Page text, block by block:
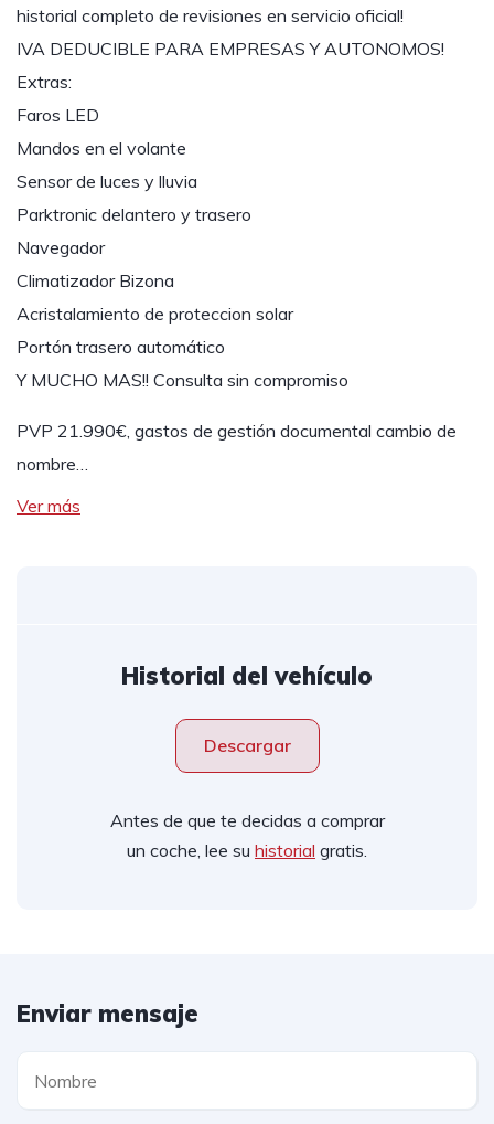
historial completo de revisiones en servicio oficial!
IVA DEDUCIBLE PARA EMPRESAS Y AUTONOMOS!
Extras:
Faros LED
Mandos en el volante
Sensor de luces y lluvia
Parktronic delantero y trasero
Navegador
Climatizador Bizona
Acristalamiento de proteccion solar
Portón trasero automático
Y MUCHO MAS!! Consulta sin compromiso
PVP 21.990€, gastos de gestión documental cambio de
nombre…
Ver más
Historial del vehículo
Descargar
Antes de que te decidas a comprar
un coche, lee su historial gratis.
Enviar mensaje